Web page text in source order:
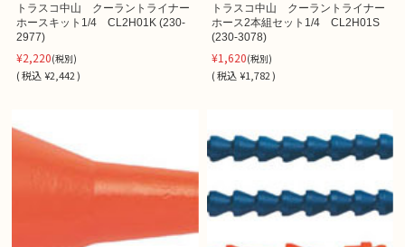
トラスコ中山 クーラントライナー
ホースキット1/4 CL2H01K (230-
2977)
¥2,220(税別)
(税込¥2,442 )
トラスコ中山 クーラントライナー
ホース2本組セット1/4 CL2H01S
(230-3078)
¥1,620(税別)
(税込 ¥1,782 )